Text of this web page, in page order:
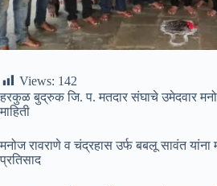
Views: 142
हरकुळ बुद्रुक जि. प. मतदार संघाचे उमेदवार
माहिती
मनोज रावराणे व चंद्रहास उर्फ बबलू सावंत यांना
प्रतिसाद